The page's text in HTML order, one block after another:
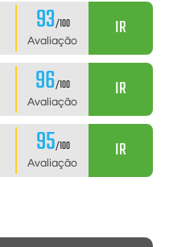
93/100
Avaliação
IR
96/100
Avaliação
IR
95/100
Avaliação
IR